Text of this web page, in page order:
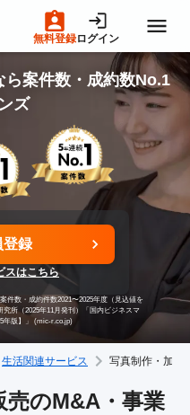
無料登録ログイン
案件数・成約数No.1
ズ
登録
スはこちら
件数・成約件数2021〜2025年度（見込値を
所（2025年11月発刊）「国内ビジネスマ
年版】」 (mic-r.co.jp)
生活関連サービス 写真制作・加工
売のM&A・事業